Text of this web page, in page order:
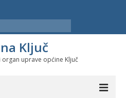
Ključ
organ uprave općine Ključ